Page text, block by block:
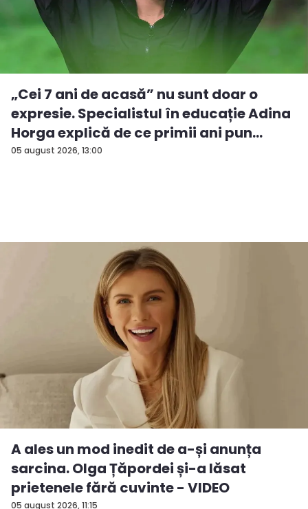
05 august 2026, 13:00
„Cei 7 ani de acasă” nu sunt doar o
expresie. Specialistul în educație Adina
Horga explică de ce primii ani pun
baze...
05 august 2026, 11:15
A ales un mod inedit de a-și anunța
sarcina. Olga Țăpordei și-a lăsat
prietenele fără cuvinte - VIDEO